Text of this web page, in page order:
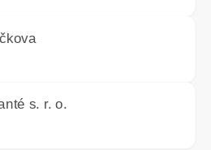
je 5 z 5 hviezdičiek.
s. r. o.
je 5 z 5 hviezdičiek.